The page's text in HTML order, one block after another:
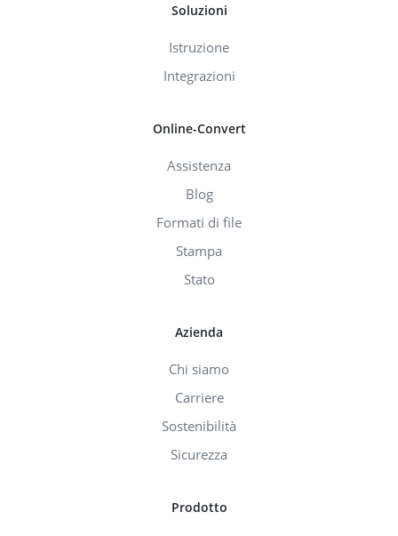
Soluzioni
Istruzione
Integrazioni
Online-Convert
Assistenza
Blog
Formati di file
Stampa
Stato
Azienda
Chi siamo
Carriere
Sostenibilità
Sicurezza
Prodotto